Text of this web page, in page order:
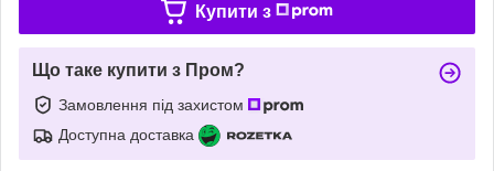
Купити з
Що таке купити з Пром?
Замовлення під захистом
Доступна доставка